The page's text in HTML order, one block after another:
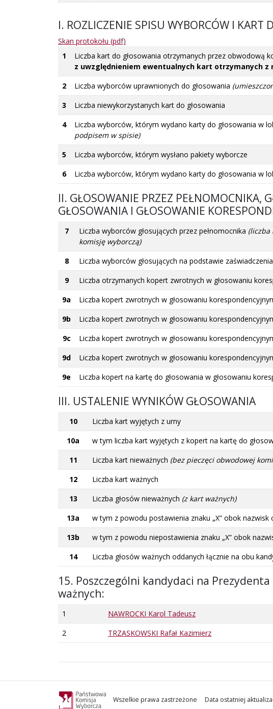
I. ROZLICZENIE SPISU WYBORCÓW I KART
Skan protokołu (pdf)
1
Liczba kart do głosowania otrzymanych przez obwodową
z uwzględnieniem ewentualnych kart otrzymanych z
2 Liczba wyborców uprawnionych do głosowania
3
Liczba niewykorzystanych kart do głosowania
4
Liczba wyborców, którym wydano karty do głosowania w
podpisem w spisie)
5 Liczba wyborców, którym wysłano pakiety wyborcze
6
Liczba wyborców, którym wydano karty do głosowania w
II. GŁOSOWANIE PRZEZ PEŁNOMOCNIKA,
GŁOSOWANIA I GŁOSOWANIE
7 Liczba wyborców głosujących przez pełnomocnika (liczba
komisję wyborczą)
8 Liczba wyborców głosujących na podstawie
9
Liczba otrzymanych kopert zwrotnych w głosowaniu
9a
Liczba kopert zwrotnych w głosowaniu
9b
Liczba kopert zwrotnych w głosowaniu
9c
Liczba kopert zwrotnych w głosowaniu
9d
Liczba kopert zwrotnych w głosowaniu
9e
Liczba kopert na kartę do głosowania w głosowaniu
III. USTALENIE WYNIKÓW GŁOSOWANIA
10 Liczba kart wyjętych z urny
10a
w tym liczba kart wyjętych z kopert na kartę do
11
Liczba kart nieważnych (bez pieczęci obwodowej
12
Liczba kart ważnych
13
Liczba głosów nieważnych (z kart ważnych)
13a
w tym z powodu postawienia znaku „X” obok nazwisk
13b
w tym z powodu niepostawienia znaku „X” obok
14
Liczba głosów ważnych oddanych łącznie na obu
15. Poszczególni kandydaci na
ważnych:
1 NAWROCKI Karol Tadeusz
2
TRZASKOWSKI Rafał Kazimierz
Wszelkie prawa zastrzeżone Data ostatniej